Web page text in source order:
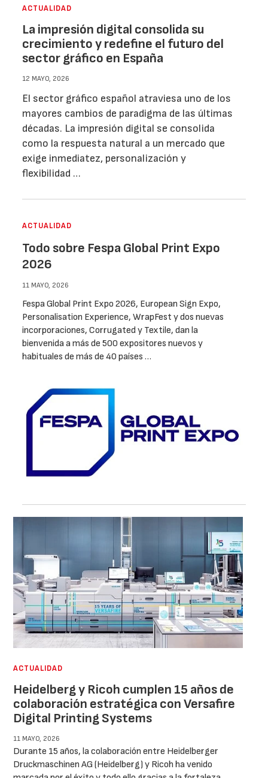
ACTUALIDAD
La impresión digital consolida su
crecimiento y redefine el futuro del
sector gráfico en España
12 MAYO, 2026
El sector gráfico español atraviesa uno de los
mayores cambios de paradigma de las últimas
décadas. La impresión digital se consolida
como la respuesta natural a un mercado que
exige inmediatez, personalización y
flexibilidad …
ACTUALIDAD
Todo sobre Fespa Global Print Expo
2026
11 MAYO, 2026
Fespa Global Print Expo 2026, European Sign Expo,
Personalisation Experience, WrapFest y dos nuevas
incorporaciones, Corrugated y Textile, dan la
bienvenida a más de 500 expositores nuevos y
habituales de más de 40 países …
ACTUALIDAD
Heidelberg y Ricoh cumplen 15 años de
colaboración estratégica con Versafire
Digital Printing Systems
11 MAYO, 2026
Durante 15 años, la colaboración entre Heidelberger
Druckmaschinen AG (Heidelberg) y Ricoh ha venido